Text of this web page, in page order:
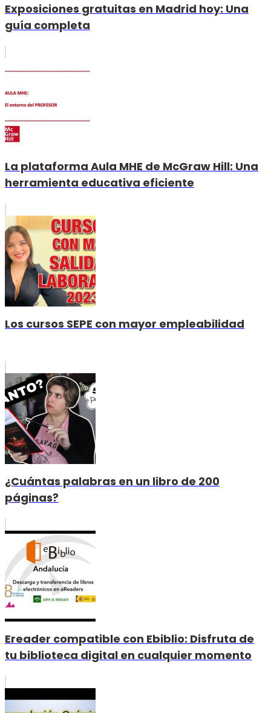
Exposiciones gratuitas en Madrid hoy: Una
guía completa
La plataforma Aula MHE de McGraw Hill: Una
herramienta educativa eficiente
Los cursos SEPE con mayor empleabilidad
¿Cuántas palabras en un libro de 200
páginas?
Ereader compatible con Ebiblio: Disfruta de
tu biblioteca digital en cualquier momento